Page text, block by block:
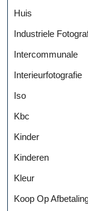
Huis
Industriele
Intercommunale
Interieurfotografie
Iso
Kbc
Kinder
Kinderen
Kleur
Koop Op